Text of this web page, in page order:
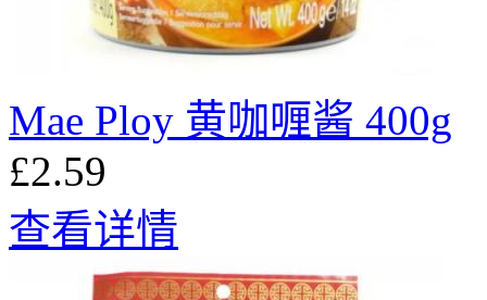
Mae Ploy 黄咖喱酱 400g
£2.59
查看详情